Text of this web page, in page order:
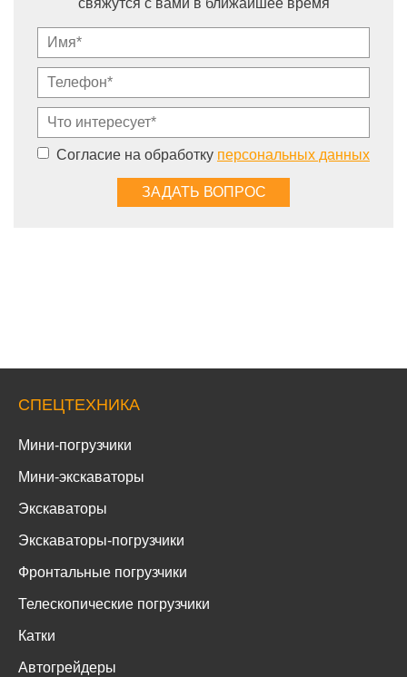
свяжутся с вами в ближайшее время
Согласие на обработку персональных данных
СПЕЦТЕХНИКА
Мини-погрузчики
Мини-экскаваторы
Экскаваторы
Экскаваторы-погрузчики
Фронтальные погрузчики
Телескопические погрузчики
Катки
Автогрейдеры